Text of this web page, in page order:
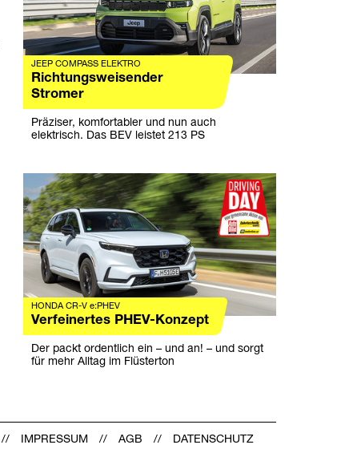
JEEP COMPASS ELEKTRO
Richtungsweisender
Stromer
Präziser, komfortabler und nun auch
elektrisch. Das BEV leistet 213 PS
HONDA CR-V e:PHEV
Verfeinertes PHEV-Konzept
Der packt ordentlich ein – und an! – und sorgt
für mehr Alltag im Flüsterton
IMPRESSUM AGB DATENSCHUTZ